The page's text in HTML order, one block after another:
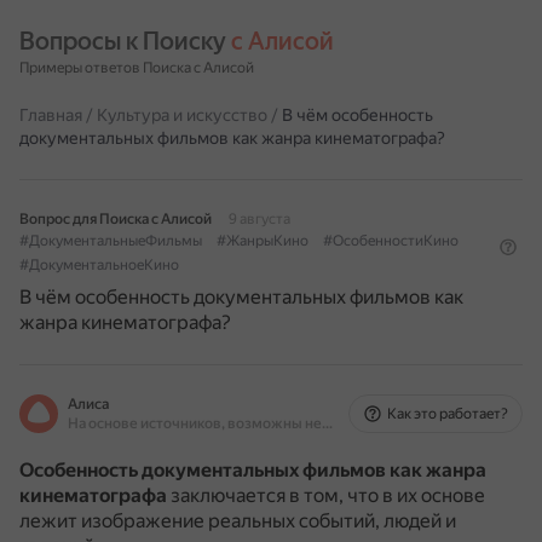
Вопросы к Поиску с Алисой
Примеры ответов Поиска с Алисой
Главная / Культура и искусство / В чём особенность
документальных фильмов как жанра кинематографа?
Вопрос для Поиска с Алисой
9 августа
#ДокументальныеФильмы
#ЖанрыКино
#ОсобенностиКино
#ДокументальноеКино
В чём особенность документальных фильмов как
жанра кинематографа?
Алиса
На основе источников, возможны неточности
Как это работает?
Особенность документальных фильмов как жанра
кинематографа заключается в том, что в их основе
лежит изображение реальных событий, людей и